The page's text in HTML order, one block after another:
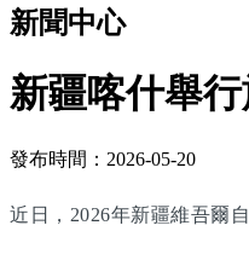
新聞中心
新疆喀什舉
發布時間：2026-05-20
近日，2026年新疆維吾爾